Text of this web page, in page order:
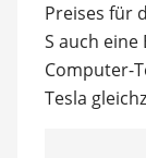
Preises für
S auch eine
Computer-
Tesla